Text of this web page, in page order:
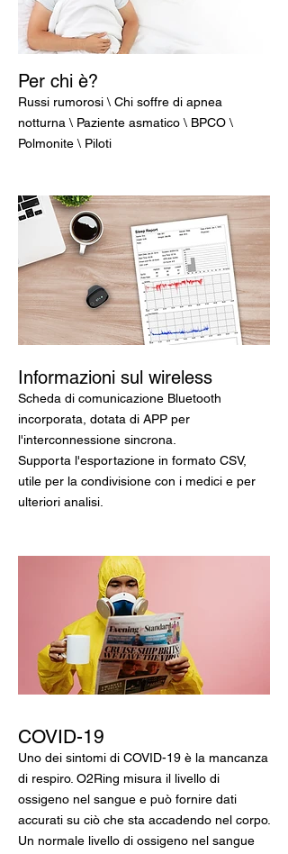
Per chi è?
Russi rumorosi \ Chi soffre di apnea
notturna \ Paziente asmatico \ BPCO \
Polmonite \ Piloti
Informazioni sul wireless
Scheda di comunicazione Bluetooth
incorporata, dotata di APP per
l'interconnessione sincrona.
Supporta l'esportazione in formato CSV,
utile per la condivisione con i medici e per
ulteriori analisi.
COVID-19
Uno dei sintomi di COVID-19 è la mancanza
di respiro. O2Ring misura il livello di
ossigeno nel sangue e può fornire dati
accurati su ciò che sta accadendo nel corpo.
Un normale livello di ossigeno nel sangue